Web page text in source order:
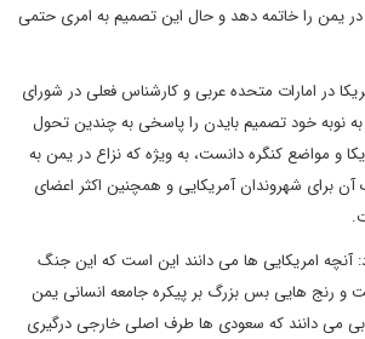
یمن را خاتمه دهد و حال این تصمیم به امری حتمی
در امارات متحده عربی و کارشناس فعلی در شورای
به نوبه خود تصمیم بایدن را پاسخی به چندین تحول
و مواضع کنگره دانست، به ویژه که نزاع در یمن به
برای شهروندان آمریکایی و همچنین اکثر اعضای
آنچه امریکایی ها می دانند این است که این جنگ
رنج هایی بس بزرگ بر پیکره جامعه انسانی یمن
می دانند که سعودی ها طرف اصلی خارجی درگیری